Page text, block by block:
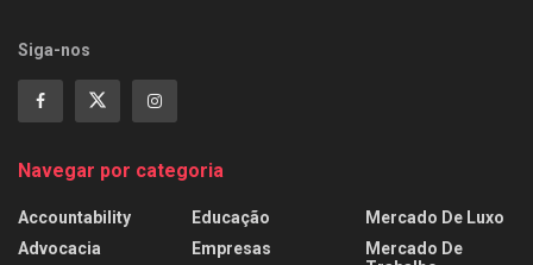
Siga-nos
Navegar por categoria
Accountability
Advocacia
Educação
Empresas
Mercado De Luxo
Mercado De